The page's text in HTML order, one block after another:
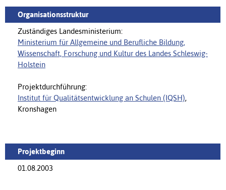
Organisationsstruktur
Zuständiges Landesministerium:
Ministerium für Allgemeine und Berufliche Bildung,
Wissenschaft, Forschung und Kultur des Landes Schleswig-
Holstein
Projektdurchführung:
Institut für Qualitätsentwicklung an Schulen (IQSH),
Kronshagen
Projektbeginn
01.08.2003